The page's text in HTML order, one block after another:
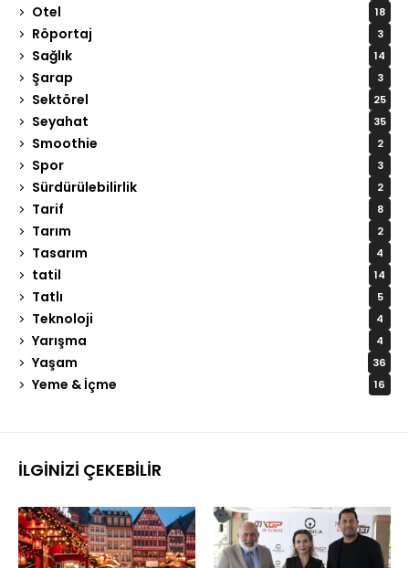
Otel 18
Röportaj 3
Sağlık 14
Şarap 3
Sektörel 25
Seyahat 35
Smoothie 2
Spor 3
Sürdürülebilirlik 2
Tarif 8
Tarım 2
Tasarım 4
tatil 14
Tatlı 5
Teknoloji 4
Yarışma 4
Yaşam 36
Yeme & İçme 16
İLGINIZI ÇEKEBILIR